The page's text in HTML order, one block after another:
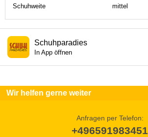
Schuhweite
mittel
Schuhparadies
In App öffnen
Wir helfen gerne weiter
Anfragen per Telefon:
+496591983451